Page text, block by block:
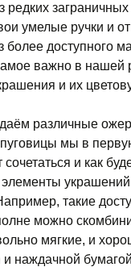
редких заграничных
умелые ручки и
более доступного
важно в нашей
и их
различные
мы в
и как
такие
можно
мягкие, и
и наждачной